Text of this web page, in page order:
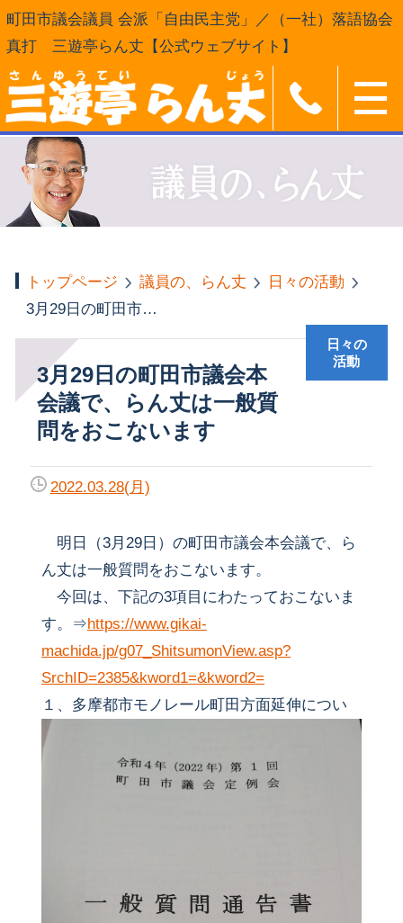
町田市議会議員 会派「自由民主党」／（一社）落語協会
真打 三遊亭らん丈【公式ウェブサイト】
トップページ 議員の、らん丈
日々の活動
3月29日の町田市議会本会議で、らん丈は一般質問をおこないます
3月29日の町田市議会本
会議で、らん丈は一般質
問をおこないます
日々の
活動
2022.03.28(月)
明日（3月29日）の町田市議会本会議で、ら
ん丈は一般質問をおこないます。
今回は、下記の3項目にわたっておこないま
す。⇒https://www.gikai-
machida.jp/g07_ShitsumonView.asp?
SrchID=2385&kword1=&kword2=
１、多摩都市モノレール町田方面延伸につい